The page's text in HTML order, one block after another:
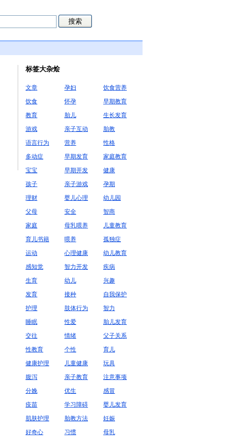
标签大杂烩
文章 孕妇
饮食营养
饮食
怀孕
早期教育
教育
胎儿
生长发育
游戏
亲子互动
胎教
语言行为
营养
性格
多动症
早期发育
家庭教育
宝宝
早期开发
健康
孩子
亲子游戏
孕期
理财
婴儿心理
幼儿园
父母
安全
智商
家庭
母乳喂养
儿童教育
育儿书籍
喂养
孤独症
运动
心理健康
幼儿教育
感知觉
智力开发
疾病
生育
幼儿
兴趣
发育
接种
自我保护
护理
肢体行为
智力
睡眠
性爱
胎儿发育
交往
情绪
父子关系
性教育
个性
育儿
健康护理
儿童健康
玩具
腹泻
亲子教育
注意事项
分娩
优生
感冒
疫苗
学习障碍
婴儿发育
肌肤护理
胎教方法
妊娠
好奇心
习惯 母乳